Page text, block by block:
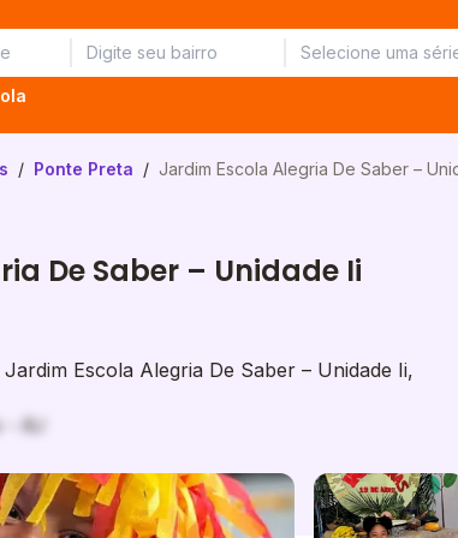
/ Ponte Preta / Jardim Escola Alegria De Saber –
De Saber – Unidade Ii
Escola Alegria De Saber – Unidade Ii,
RJ